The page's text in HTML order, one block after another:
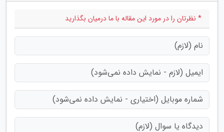
* نظرتان را در مورد این مقاله با ما درمیان بگذارید